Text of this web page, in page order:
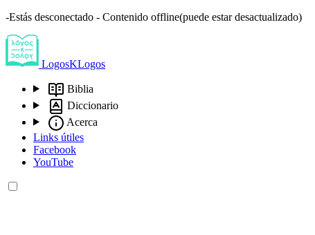
-Estás desconectado - Contenido offline(puede estar desactualizado)
LogosKLogos
Biblia
Diccionario
Acerca
Links útiles
Facebook
YouTube